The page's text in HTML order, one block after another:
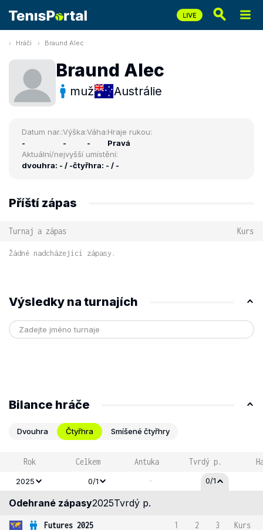
Hráči Braund Alec
Braund Alec
muž Austrálie
Datum nar.:
-
Výška:
-
Váha:
-
Hraje rukou:
Pravá
Aktuální/nejvyšší umístění:
dvouhra: - / -čtyřhra: - / -
Příští zápas
Turnaj a zápas Kurs
Žádné nadcházející zápasy.
Výsledky na turnajích
Bilance hráče
Dvouhra Čtyřhra Smíšené čtyřhry
Rok Celkem Antuka Tvrdý p.
2025 0/1 - 0/1
Odehrané zápasy2025Tvrdý p.
Futures 2025 1 2 3
Kurs